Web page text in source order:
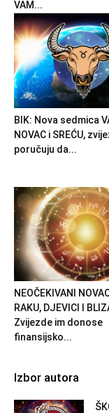
VAM...
BIK: Nova sedmica
NOVAC i SREĆU,
poručuju da...
NEOČEKIVANI
RAKU, DJEVICI I
Zvijezde im donose
finansijsko...
Izbor autora